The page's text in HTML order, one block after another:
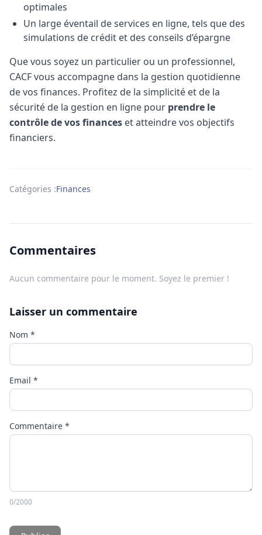
optimales
Un large éventail de services en ligne, tels que des
simulations de crédit et des conseils d’épargne
Que vous soyez un particulier ou un professionnel,
CACF vous accompagne dans la gestion quotidienne
de vos finances. Profitez de la simplicité et de la
sécurité de la gestion en ligne pour prendre le
contrôle de vos finances et atteindre vos objectifs
financiers.
Catégories :Finances
Commentaires
Aucun commentaire pour le moment. Soyez le premier !
Laisser un commentaire
Nom *
Email *
Commentaire *
0/2000